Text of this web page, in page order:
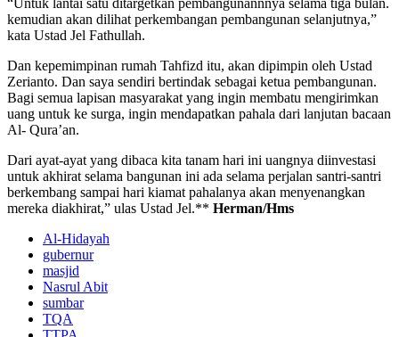
kemudian akan dilihat perkembangan pembangunan selanjutnya,”
kata Ustad Jel Fathullah.
Dan kepemimpinan rumah Tahfizd itu, akan dipimpin oleh Ustad
Zerianto. Dan saya sendiri bertindak sebagai ketua pembangunan.
Bagi semua lapisan masyarakat yang ingin membatu mengirimkan
uang untuk ke surga, ingin mendapatkan pahala dari lanjutan bacaan
Al- Qura’an.
Dari ayat-ayat yang dibaca kita tanam hari ini uangnya diinvestasi
untuk akhirat selama bangunan ini ada selama perjalan santri-santri
berkembang sampai hari kiamat pahalanya akan menyenangkan
mereka diakhirat,” ulas Ustad Jel.** Herman/Hms
Al-Hidayah
gubernur
masjid
Nasrul Abit
sumbar
TQA